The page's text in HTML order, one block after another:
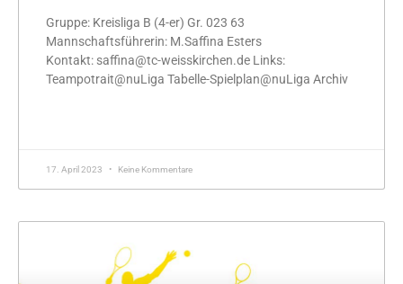
Gruppe: Kreisliga B (4-er) Gr. 023 63
Mannschaftsführerin: M.Saffina Esters
Kontakt: saffina@tc-weisskirchen.de Links:
Teampotrait@nuLiga Tabelle-Spielplan@nuLiga Archiv
17. April 2023 Keine Kommentare